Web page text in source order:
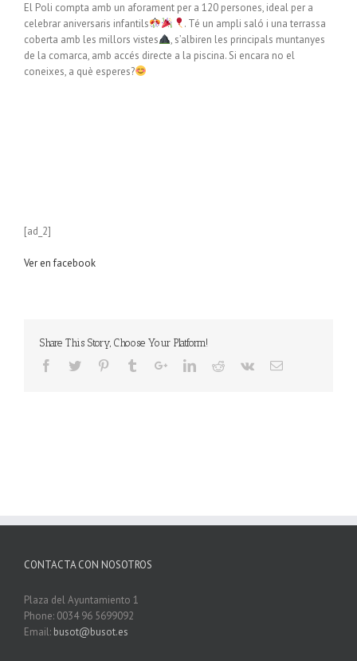
El Poli compta amb un aforament per a 120 persones, ideal per a
celebrar aniversaris infantils
. Té un ampli saló i una terrassa
coberta amb les millors vistes
, s’albiren les principals muntanyes
de la comarca, amb accés directe a la piscina. Si encara no el
coneixes, a què esperes?
[ad_2]
Ver en facebook
Share This Story, Choose Your Platform!
CONTACTA CON NOSOTROS
Plaza del Ayuntamiento 1
Phone: 0034 96 5699092
Email: busot@busot.es